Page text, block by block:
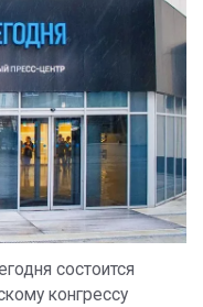
состоится
конгрессу